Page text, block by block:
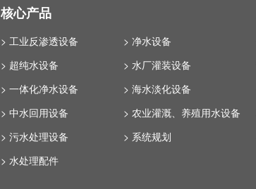
核心产品
> 工业反渗透设备
> 净水设备
> 超纯水设备
> 水厂灌装设备
> 一体化净水设备
> 海水淡化设备
> 中水回用设备
> 农业灌溉、养殖用水设备
> 污水处理设备
> 系统规划
> 水处理配件